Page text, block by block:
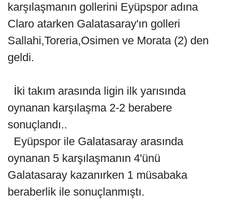
karşılaşmanın gollerini Eyüpspor adına
Claro atarken Galatasaray'ın golleri
Sallahi,Toreria,Osimen ve Morata (2) den
geldi.
İki takım arasında ligin ilk yarısında
oynanan karşılaşma 2-2 berabere
sonuçlandı..
Eyüpspor ile Galatasaray arasında
oynanan 5 karşılaşmanın 4'ünü
Galatasaray kazanırken 1 müsabaka
beraberlik ile sonuçlanmıştı.